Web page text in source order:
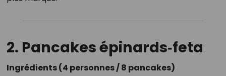
2. Pancakes épinards‑feta
Ingrédients (4 personnes / 8 pancakes)